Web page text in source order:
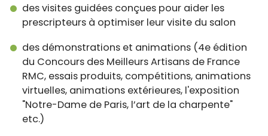
des visites guidées conçues pour aider les
prescripteurs à optimiser leur visite du salon
des démonstrations et animations (4e édition
du Concours des Meilleurs Artisans de France
RMC, essais produits, compétitions, animations
virtuelles, animations extérieures, l'exposition
"Notre-Dame de Paris, l’art de la charpente"
etc.)